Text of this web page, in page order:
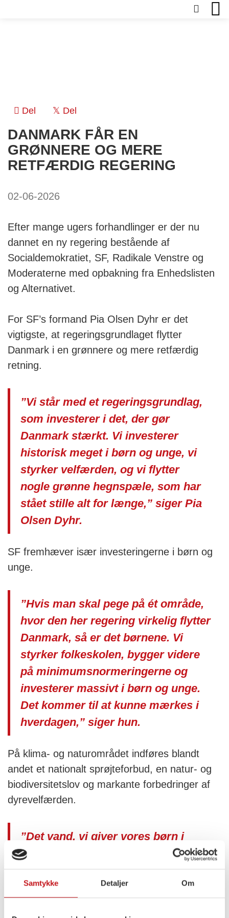
Samtykke Detaljer Om
Del Del
DANMARK FÅR EN
GRØNNERE OG MERE
RETFÆRDIG REGERING
02-06-2026
Efter mange ugers forhandlinger er der nu
dannet en ny regering bestående af
Socialdemokratiet, SF, Radikale Venstre og
Moderaterne med opbakning fra Enhedslisten
og Alternativet.
For SF’s formand Pia Olsen Dyhr er det
vigtigste, at regeringsgrundlaget flytter
Danmark i en grønnere og mere retfærdig
retning.
”Vi står med et regeringsgrundlag,
som investerer i det, der gør
Danmark stærkt. Vi investerer
historisk meget i børn og unge, vi
styrker velfærden, og vi flytter
nogle grønne hegnspæle, som har
stået stille alt for længe,” siger Pia
Olsen Dyhr.
SF fremhæver især investeringerne i børn og
unge.
”Hvis man skal pege på ét område,
hvor den her regering virkelig flytter
Danmark, så er det børnene. Vi
styrker folkeskolen, bygger videre
på minimumsnormeringerne og
investerer massivt i børn og unge.
Det kommer til at kunne mærkes i
hverdagen,” siger hun.
På klima- og naturområdet indføres blandt
andet et nationalt sprøjteforbud, en natur- og
biodiversitetslov og markante forbedringer af
dyrevelfærden.
”Det vand, vi giver vores børn i
glasset, skal ikke indeholde rester
af pesticider. Derfor er jeg stolt af,
at vi nu beskytter vores drikkevand